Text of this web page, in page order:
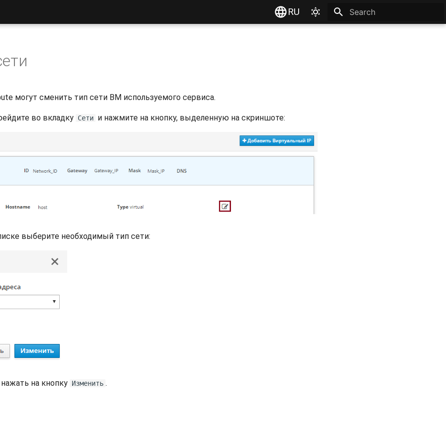
RU
могут сменить тип сети ВМ используемого сервиса.
во вкладку Сети и нажмите на кнопку, выделенную на скриншоте:
выберите необходимый тип сети:
на кнопку Изменить .